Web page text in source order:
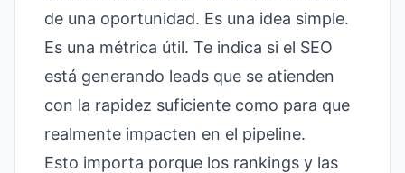
de una oportunidad. Es una idea simple.
Es una métrica útil. Te indica si el SEO
está generando leads que se atienden
con la rapidez suficiente como para que
realmente impacten en el pipeline.
Esto importa porque los rankings y las